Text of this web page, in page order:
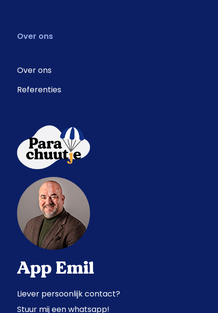
Over ons
Over ons
Referenties
App Emil
Liever persoonlijk contact?
Stuur mij een whatsapp!